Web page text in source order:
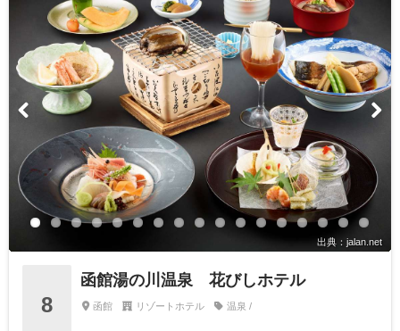
出典：jalan.net
8
函館湯の川温泉 花びしホテル
函館 リゾートホテル 温泉 /